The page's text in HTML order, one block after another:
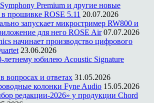
Premium и другие новые
прошивке ROSE 5.11 20.07.2026
запускает микростример RW800 и
для него ROSE Air 07.07.2026
начинает производство цифрового
23.06.2026
летнему юбилею Acoustic Signature
вопросах и ответах 31.05.2026
колонки Fyne Audio 15.05.2026
редакции-2026» у продукции Chord